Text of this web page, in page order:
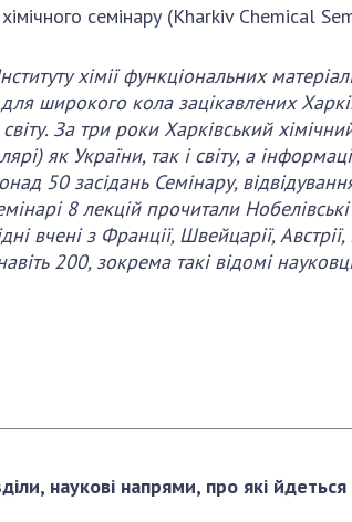
хімічного семінару (Kharkiv Chemical
хімії функціональних
широкого кола зацікавлених
За три роки Харківський
як України, так і світу, а
50 засідань Семінару,
8 лекцій прочитали
вчені з Франції, Швейцарії,
200, зокрема такі відомі
наукові напрями, про які йдеться